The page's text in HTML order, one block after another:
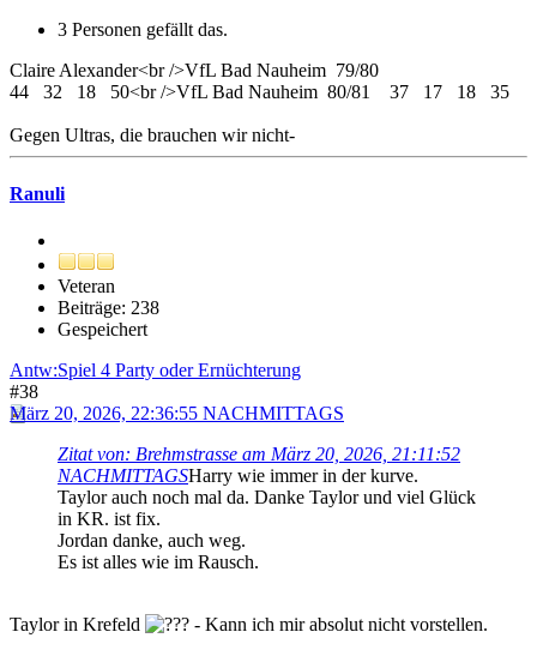
3 Personen gefällt das.
Claire Alexander<br />VfL Bad Nauheim 79/80
44 32 18 50<br />VfL Bad Nauheim 80/81 37 17 18 35
Gegen Ultras, die brauchen wir nicht-
Ranuli
Veteran
Beiträge: 238
Gespeichert
Antw:Spiel 4 Party oder Ernüchterung
#38
März 20, 2026, 22:36:55 NACHMITTAGS
Zitat von: Brehmstrasse am März 20, 2026, 21:11:52
NACHMITTAGSHarry wie immer in der kurve.
Taylor auch noch mal da. Danke Taylor und viel Glück
in KR. ist fix.
Jordan danke, auch weg.
Es ist alles wie im Rausch.
Taylor in Krefeld - Kann ich mir absolut nicht vorstellen.